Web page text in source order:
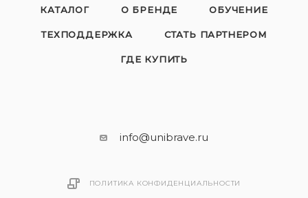
КАТАЛОГ О БРЕНДЕ ОБУЧЕНИЕ
ТЕХПОДДЕРЖКА СТАТЬ ПАРТНЕРОМ
ГДЕ КУПИТЬ
info@unibrave.ru
ПОЛИТИКА КОНФИДЕНЦИАЛЬНОСТИ